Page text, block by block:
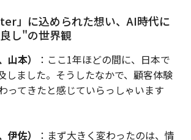
」に込められた想い、AI時代に
し"の世界観
山本）
：ここ1年ほどの間に、日本で
しました。そうしたなかで、顧客体験
ってきたと感じていらっしゃいます
伊佐）
：まず大きく変わったのは、情